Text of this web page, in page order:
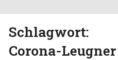
Schlagwort:
Corona-Leugner